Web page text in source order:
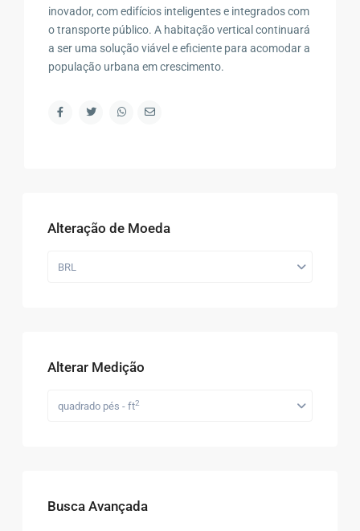
inovador, com edifícios inteligentes e integrados com
o transporte público. A habitação vertical continuará
a ser uma solução viável e eficiente para acomodar a
população urbana em crescimento.
Alteração de Moeda
BRL
Alterar Medição
quadrado pés - ft2
Busca Avançada